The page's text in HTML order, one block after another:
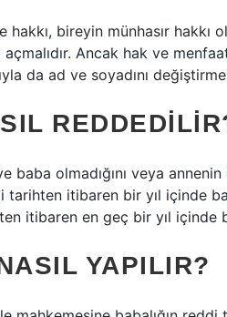
hakkı, bireyin münhasır hakkı
Ancak hak ve
da ad ve soyadını
baba olmadığını veya
itibaren bir yıl içinde
itibaren en geç bir yıl içinde
YAPILIR?